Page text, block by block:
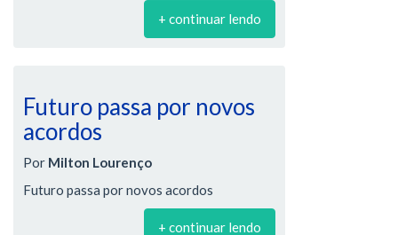
+ continuar lendo
Futuro passa por novos
acordos
Por Milton Lourenço
Futuro passa por novos acordos
+ continuar lendo